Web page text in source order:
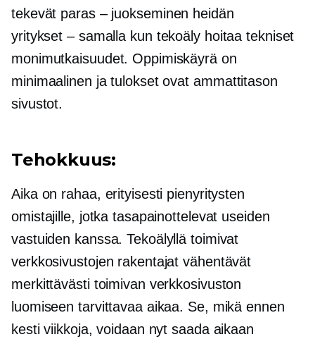
tekevät paras – juokseminen heidän
yritykset – samalla kun tekoäly hoitaa tekniset
monimutkaisuudet. Oppimiskäyrä on
minimaalinen ja tulokset ovat ammattitason
sivustot.
Tehokkuus:
Aika on rahaa, erityisesti pienyritysten
omistajille, jotka tasapainottelevat useiden
vastuiden kanssa. Tekoälyllä toimivat
verkkosivustojen rakentajat vähentävät
merkittävästi toimivan verkkosivuston
luomiseen tarvittavaa aikaa. Se, mikä ennen
kesti viikkoja, voidaan nyt saada aikaan